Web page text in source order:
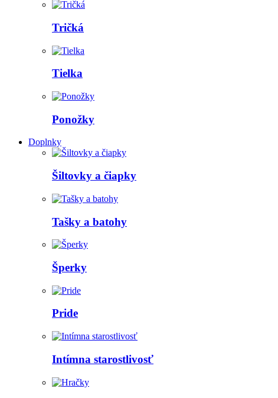
Tričká
Tielka
Ponožky
Doplnky
Šiltovky a čiapky
Tašky a batohy
Šperky
Pride
Intímna starostlivosť